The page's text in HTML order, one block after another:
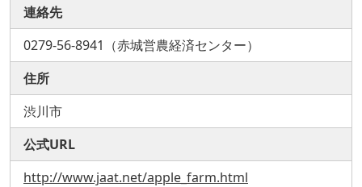
連絡先
0279-56-8941（赤城営農経済センター）
住所
渋川市
公式URL
http://www.jaat.net/apple_farm.html